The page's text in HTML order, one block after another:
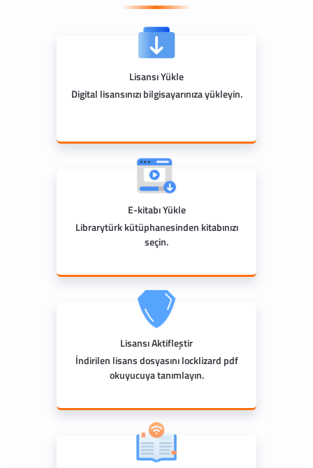
Lisansı Yükle
Digital lisansınızı bilgisayarınıza yükleyin.
E-kitabı Yükle
Librarytürk kütüphanesinden kitabınızı
seçin.
Lisansı Aktifleştir
İndirilen lisans dosyasını locklizard pdf
okuyucuya tanımlayın.